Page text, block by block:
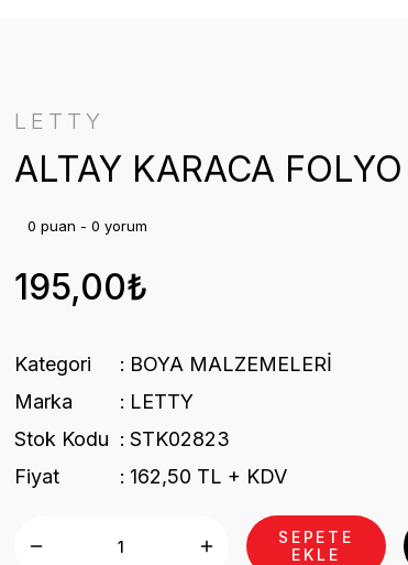
LETTY
ALTAY KARACA
0 puan - 0 yorum
195,00₺
Kategori
BOYA MALZEMELERİ
Marka
LETTY
Stok Kodu
STK02823
Fiyat
162,50 TL + KDV
SEPETE
EKLE